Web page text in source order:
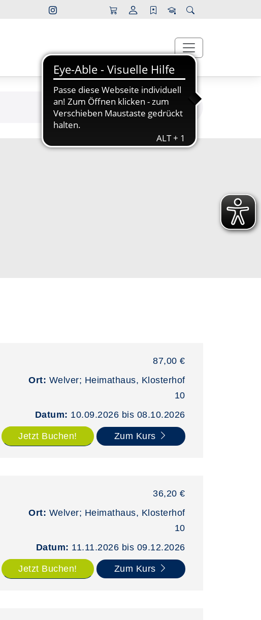
87,00 €
Ort: Welver; Heimathaus, Klosterhof
10
Datum: 10.09.2026 bis 08.10.2026
Jetzt Buchen! Zum Kurs
36,20 €
Ort: Welver; Heimathaus, Klosterhof
10
Datum: 11.11.2026 bis 09.12.2026
Jetzt Buchen! Zum Kurs